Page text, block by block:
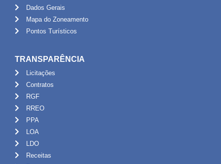
Dados Gerais
Mapa do Zoneamento
Pontos Turísticos
TRANSPARÊNCIA
Licitações
Contratos
RGF
RREO
PPA
LOA
LDO
Receitas